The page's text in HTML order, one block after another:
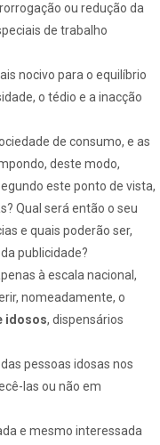
ou redução da
de trabalho
nocivo para o equilíbrio
o tédio e a inacção
de consumo, e as
deste modo,
este ponto de vista,
Qual será então o seu
e quais poderão ser,
publicidade?
à escala nacional,
nomeadamente, o
idosos, dispensários
das pessoas idosas nos
las ou não em
e mesmo interessada